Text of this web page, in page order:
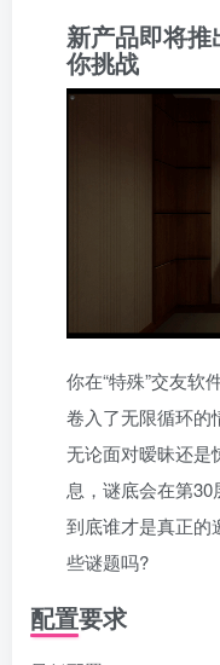
新产品即将
你挑战
你在“特殊”交友软
卷入了无限循环的
无论面对暧昧还是
息，谜底会在第30
到底谁才是真正的
些谜题吗?
配置要求